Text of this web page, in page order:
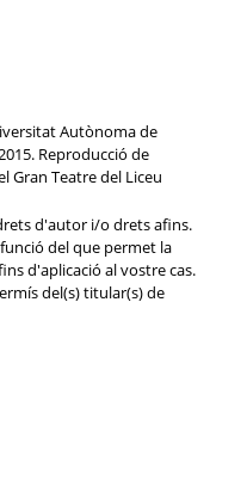
Autònoma de
Reproducció de
Gran Teatre del Liceu
d'autor i/o drets afins.
del que permet la
d'aplicació al vostre cas.
del(s) titular(s) de